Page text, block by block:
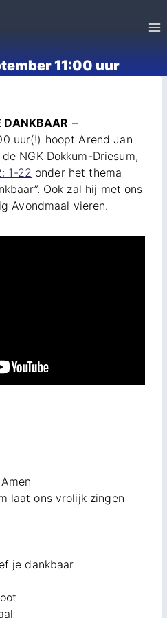
11:00 uur
DANKBAAR –
uur(!) hoopt Arend Jan
NGK Dokkum-Driesum,
1-22 onder het thema
Ook zal hij met ons
Avondmaal vieren.
laat ons vrolijk zingen
je dankbaar